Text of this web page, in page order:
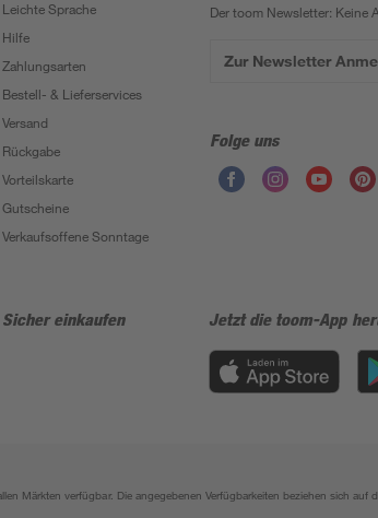
Leichte Sprache
Hilfe
Zahlungsarten
Bestell- & Lieferservices
Versand
Rückgabe
Vorteilskarte
Gutscheine
Verkaufsoffene Sonntage
Der toom Newsletter: Keine
Zur Newsletter
Folge uns
Sicher einkaufen Jetzt die toom-App
Märkten verfügbar. Die angegebenen Verfügbarkeiten beziehen sich